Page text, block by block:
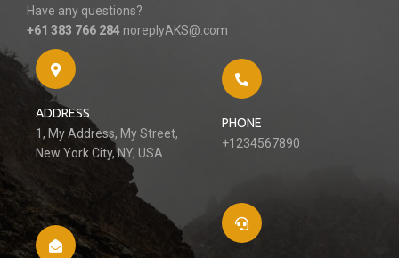
Have any questions?
+61 383 766 284 noreplyAKS@.com
ADDRESS
1, My Address, My Street,
New York City, NY, USA
PHONE
+1234567890